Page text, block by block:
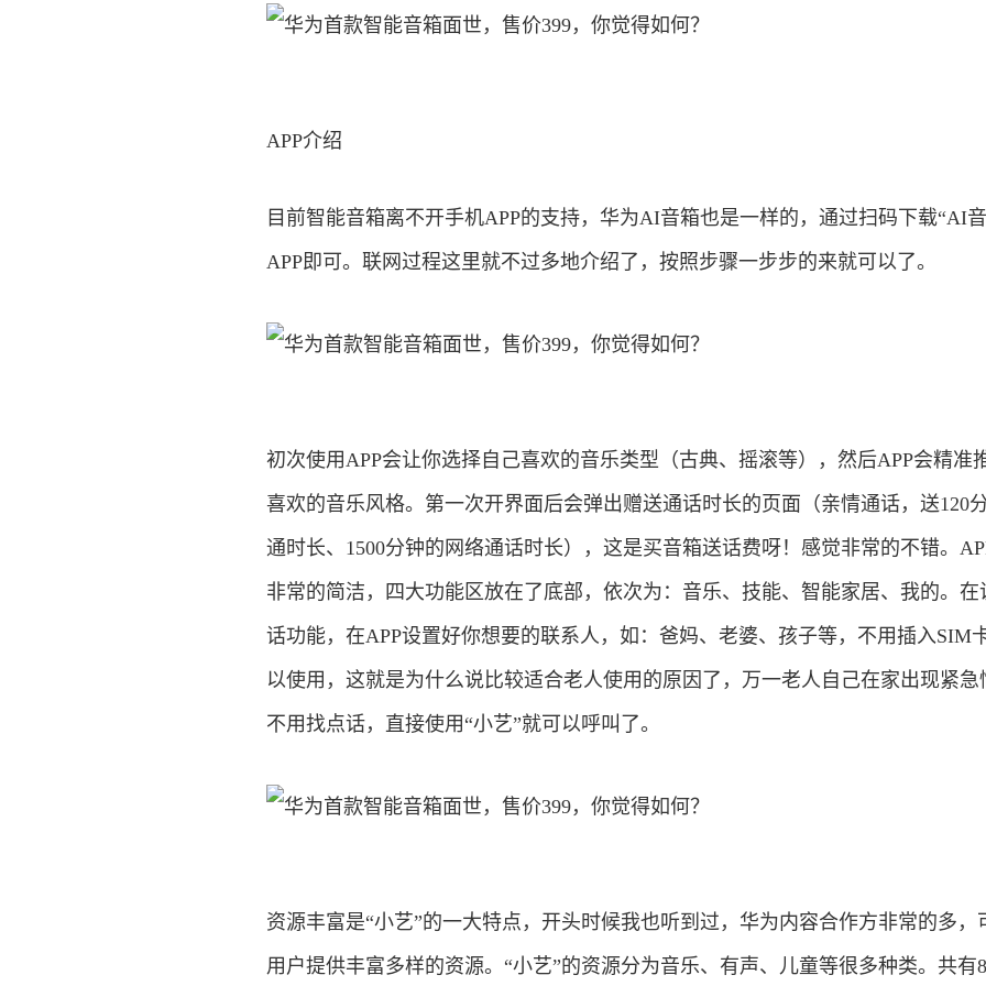
APP介绍
目前智能音箱离不开手机APP的支持，华为AI音箱也是一样的，通过扫码下载“AI
APP即可。联网过程这里就不过多地介绍了，按照步骤一步步的来就可以了。
初次使用APP会让你选择自己喜欢的音乐类型（古典、摇滚等），然后APP会精准
喜欢的音乐风格。第一次开界面后会弹出赠送通话时长的页面（亲情通话，送120
通时长、1500分钟的网络通话时长），这是买音箱送话费呀！感觉非常的不错。
非常的简洁，四大功能区放在了底部，依次为：音乐、技能、智能家居、我的。在
话功能，在APP设置好你想要的联系人，如：爸妈、老婆、孩子等，不用插入SIM
以使用，这就是为什么说比较适合老人使用的原因了，万一老人自己在家出现紧急
不用找点话，直接使用“小艺”就可以呼叫了。
资源丰富是“小艺”的一大特点，开头时候我也听到过，华为内容合作方非常的多，
用户提供丰富多样的资源。“小艺”的资源分为音乐、有声、儿童等很多种类。共有